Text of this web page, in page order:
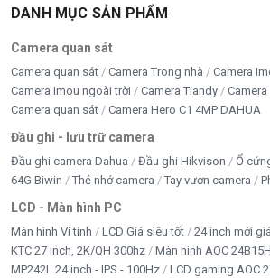
DANH MỤC SẢN PHẨM
Camera quan sát
Camera quan sát Camera Trong nhà Camera
Camera Imou ngoài trời
Camera Tiandy Camera
Camera quan sát
Camera Hero C1 4MP DAHUA
Đầu ghi - lưu trữ camera
Đầu ghi camera Dahua Đầu ghi Hikvison Ổ
64G Biwin
Thẻ nhớ camera Tay vươn camera
LCD - Màn hình PC
Màn hình Vi tính LCD Giá siêu tốt 24 inch mới
KTC 27 inch, 2K/QH 300hz
Màn hình AOC
MP242L 24 inch - IPS - 100Hz
LCD gaming AOC